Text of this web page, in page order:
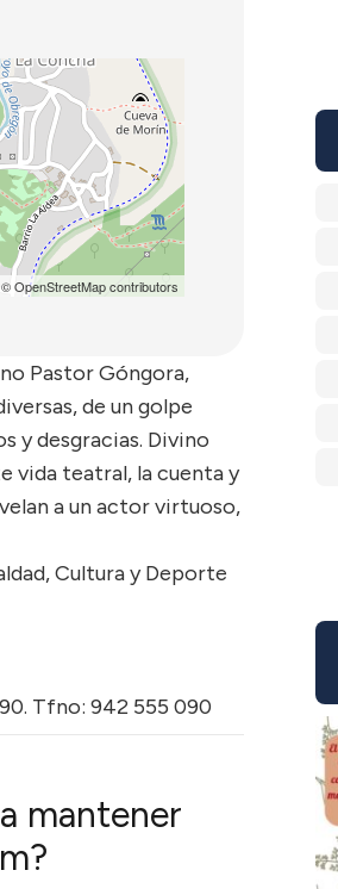
OpenStreetMapcontributors
Pastor Góngora,
de un golpe
y desgracias. Divino
vida teatral, la cuenta y
a un actor virtuoso,
Cultura y Deporte
Tfno: 942 555 090
mantener